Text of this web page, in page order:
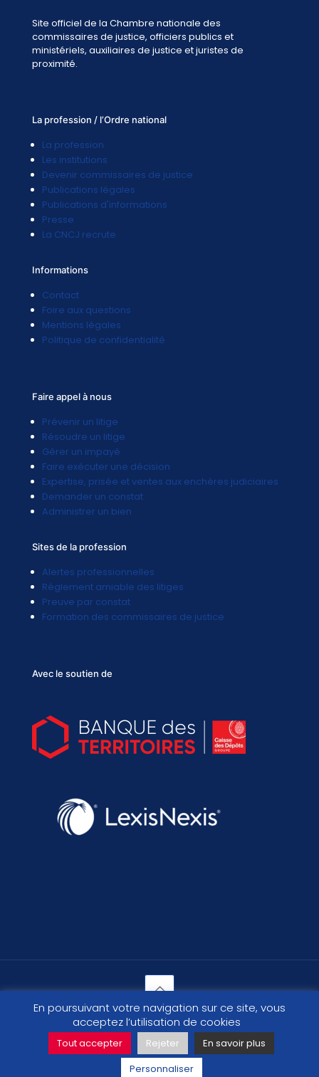
Site officiel de la Chambre nationale des
commissaires de justice, officiers publics et
ministériels, auxiliaires de justice et juristes de
proximité.
La profession / l’Ordre national
La profession
Les institutions
Devenir commissaires de justice
Publications légales
Publications d'informations
Presse
La CNCJ recrute
Informations
Contact
Foire aux questions
Mentions légales
Politique de confidentialité
Faire appel à nous
Prévenir un litige
Résoudre un litige
Gérer un impayé
Faire exécuter une décision
Expertise, prisée et ventes aux enchères judiciaires
Demander un constat
Administrer un bien
Sites de la profession
Alertes professionnelles
Réglement amiable des litiges
Preuve par constat
Formation des commissaires de justice
Avec le soutien de
© 2026 - Site officiel des commissaires de justice.
En poursuivant votre navigation sur ce site, vous
acceptez l’utilisation de cookies
Tout accepter Rejeter
En savoir plus
Personnaliser